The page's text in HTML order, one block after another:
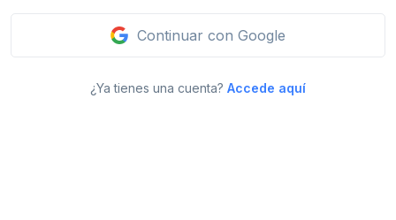
Continuar con Google
¿Ya tienes una cuenta? Accede aquí